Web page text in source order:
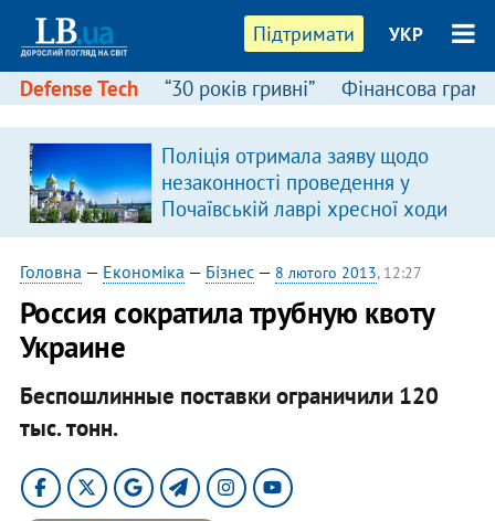
Підтримати УКР
Defense Tech “30 років гривні” Фінансова
Поліція отримала заяву щодо
незаконності проведення у
Почаївській лаврі хресної ходи
Головна — Економіка — Бізнес— 8 лютого 2013, 12:27
Россия сократила трубную квоту
Украине
Беспошлинные поставки ограничили 120
тыс. тонн.